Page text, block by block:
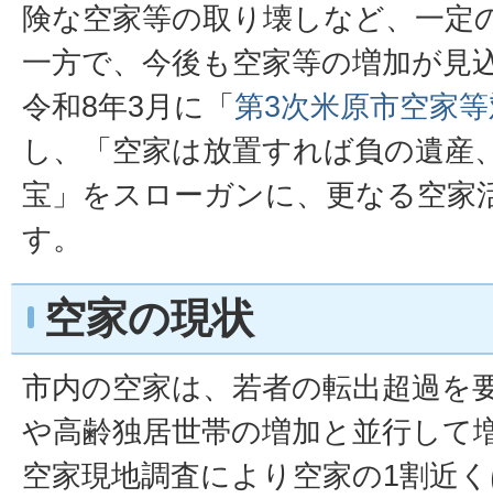
険な空家等の取り壊しなど、一定
一方で、今後も空家等の増加が見
令和8年3月に「 第3次米原市空家
し、「空家は放置すれば負の遺産
宝」をスローガンに、更なる空家
す。
空家の現状
市内の空家は、若者の転出超過を
や高齢独居世帯の増加と並行して
空家現地調査により空家の1割近